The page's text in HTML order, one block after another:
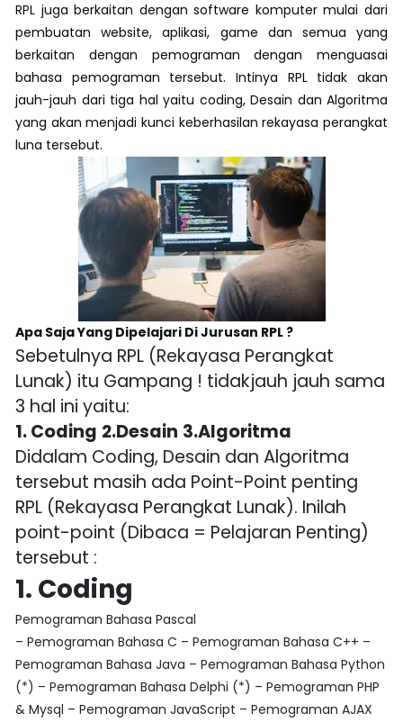
RPL juga berkaitan dengan software komputer mulai dari
pembuatan website, aplikasi, game dan semua yang
berkaitan dengan pemograman dengan menguasai
bahasa pemograman tersebut. Intinya RPL tidak akan
jauh-jauh dari tiga hal yaitu coding, Desain dan Algoritma
yang akan menjadi kunci keberhasilan rekayasa perangkat
luna tersebut.
Apa Saja Yang Dipelajari Di Jurusan RPL ?
Sebetulnya RPL (Rekayasa Perangkat
Lunak) itu Gampang ! tidakjauh jauh sama
3 hal ini yaitu:
1. Coding 2.Desain 3.Algoritma
Didalam Coding, Desain dan Algoritma
tersebut masih ada Point-Point penting
RPL (Rekayasa Perangkat Lunak). Inilah
point-point (Dibaca = Pelajaran Penting)
tersebut :
1. Coding
Pemograman Bahasa Pascal
– Pemograman Bahasa C – Pemograman Bahasa C++ –
Pemograman Bahasa Java – Pemograman Bahasa Python
(*) – Pemograman Bahasa Delphi (*) – Pemograman PHP
& Mysql – Pemograman JavaScript – Pemograman AJAX